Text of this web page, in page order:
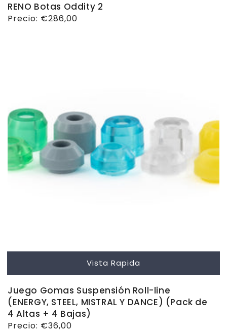
RENO Botas Oddity 2
Precio
Precio: €286,00
Vista Rapida
Juego Gomas Suspensión Roll-line
(ENERGY, STEEL, MISTRAL Y DANCE) (Pack de
4 Altas + 4 Bajas)
Precio
Precio: €36,00